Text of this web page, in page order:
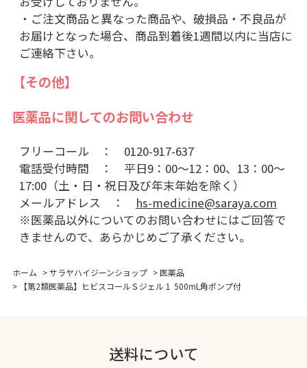
・ご注文商品と異なった商品や、破損品・不良品が
お届けとなった場合、商品到着後1週間以内に当店に
ご連絡下さい。
【その他】
医薬品に関してのお問い合わせ
フリーコール ： 0120-917-637
電話受付時間 ： 平日9：00～12：00、13：00～
17:00（土・日・祝日及び年末年始を除く）
メールアドレス ： hs-medicine@saraya.com
※医薬品以外についてのお問い合わせにはご回答で
きませんので、あらかじめご了承ください。
ホーム >サラヤハイジーンショップ >医薬品
>
【第2類医薬品】ヒビスコールＳジェル１ 500mL角ポンプ付
送料について